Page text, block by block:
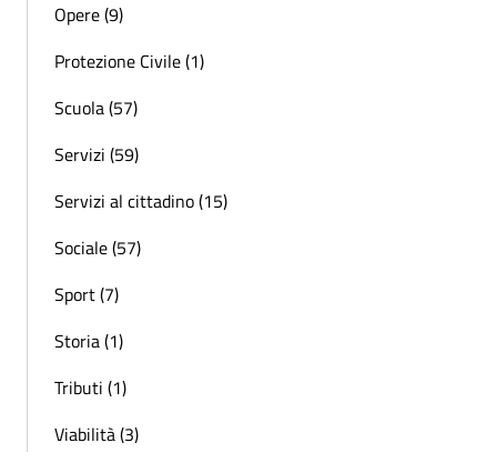
Opere (9)
Protezione Civile (1)
Scuola (57)
Servizi (59)
Servizi al cittadino (15)
Sociale (57)
Sport (7)
Storia (1)
Tributi (1)
Viabilità (3)